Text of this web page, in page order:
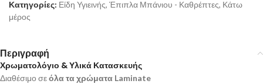
Κατηγορίες: Είδη Υγιεινής, Έπιπλα Μπάνιου - Καθρέπτες, Κάτω
μέρος
Περιγραφή
Χρωματολόγιο & Υλικά Κατασκευής
Διαθέσιμο σεόλα τα χρώματα Laminate